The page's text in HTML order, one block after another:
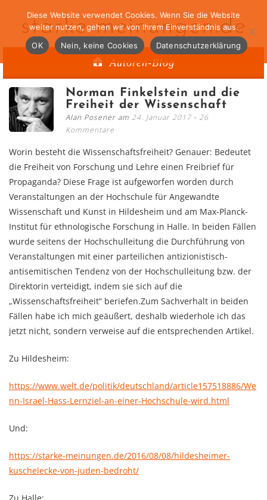
starke-meinungen.de
Autoren-Blog
Norman Finkelstein und die
Freiheit der Wissenschaft
Alan Posener am 24. Januar 2017
26
Kommentare
Worin besteht die Wissenschaftsfreiheit? Genauer: Bedeutet
die Freiheit von Forschung und Lehre einen Freibrief für
Propaganda? Diese Frage ist aufgeworfen worden durch
Veranstaltungen an der Hochschule für Angewandte
Wissenschaft und Kunst in Hildesheim und am Max-Planck-
Institut für ethnologische Forschung in Halle. In beiden Fällen
wurde seitens der Hochschulleitung die Durchführung von
Veranstaltungen mit einer parteilichen antizionistisch-
antisemitischen Tendenz von der Hochschulleitung bzw. der
Direktorin verteidigt, indem sie sich auf die
„Wissenschaftsfreiheit“ beriefen.Zum Sachverhalt in beiden
Fällen habe ich mich geäußert, deshalb wiederhole ich das
jetzt nicht, sondern verweise auf die entsprechenden Artikel.
Zu Hildesheim:
https://www.welt.de/politik/deutschland/article157518886/We
nn-Israel-Hass-Lernziel-an-einer-Hochschule-wird.html
Und:
https://starke-meinungen.de/2016/08/08/hildesheimer-
kuschelecke-von-juden-bedroht/
Diese Website verwendet Cookies. Wenn Sie die Website
weiter nutzen, gehen wir von Ihrem Einverständnis aus.
OK
Nein, keine Cookies Datenschutzerklärung